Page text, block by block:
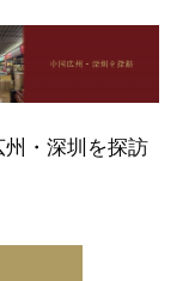
州・深圳を探訪